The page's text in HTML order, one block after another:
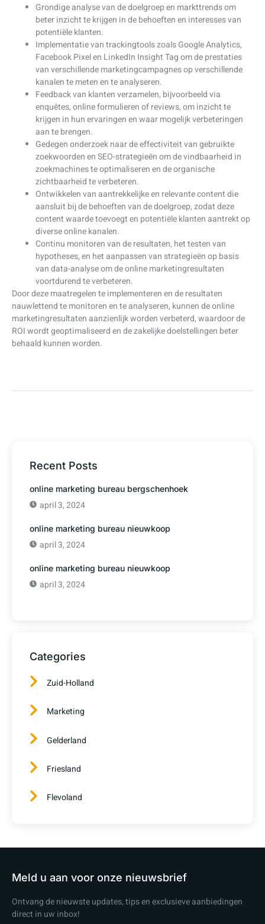
Grondige analyse van de doelgroep en markttrends om
beter inzicht te krijgen in de behoeften en interesses van
potentiële klanten.
Implementatie van trackingtools zoals Google Analytics,
Facebook Pixel en LinkedIn Insight Tag om de prestaties
van verschillende marketingcampagnes op verschillende
kanalen te meten en te analyseren.
Feedback van klanten verzamelen, bijvoorbeeld via
enquêtes, online formulieren of reviews, om inzicht te
krijgen in hun ervaringen en waar mogelijk verbeteringen
aan te brengen.
Gedegen onderzoek naar de effectiviteit van gebruikte
zoekwoorden en SEO-strategieën om de vindbaarheid in
zoekmachines te optimaliseren en de organische
zichtbaarheid te verbeteren.
Ontwikkelen van aantrekkelijke en relevante content die
aansluit bij de behoeften van de doelgroep, zodat deze
content waarde toevoegt en potentiële klanten aantrekt op
diverse online kanalen.
Continu monitoren van de resultaten, het testen van
hypotheses, en het aanpassen van strategieën op basis
van data-analyse om de online marketingresultaten
voortdurend te verbeteren.
Door deze maatregelen te implementeren en de resultaten
nauwlettend te monitoren en te analyseren, kunnen de online
marketingresultaten aanzienlijk worden verbeterd, waardoor de
ROI wordt geoptimaliseerd en de zakelijke doelstellingen beter
behaald kunnen worden.
Recent Posts
online marketing bureau bergschenhoek
april 3, 2024
online marketing bureau nieuwkoop
april 3, 2024
online marketing bureau nieuwkoop
april 3, 2024
Categories
Zuid-Holland
Marketing
Gelderland
Friesland
Flevoland
Meld u aan voor onze nieuwsbrief
Ontvang de nieuwste updates, tips en exclusieve aanbiedingen
direct in uw inbox!